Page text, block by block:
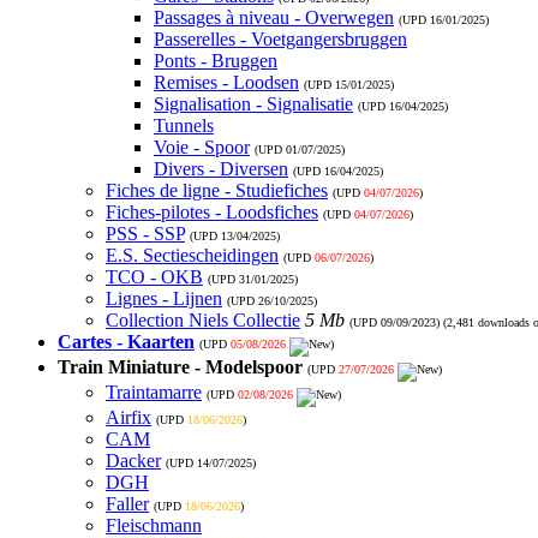
Passages à niveau - Overwegen (UPD 16/01/2025)
Passerelles - Voetgangersbruggen
Ponts - Bruggen
Remises - Loodsen (UPD 15/01/2025)
Signalisation - Signalisatie (UPD 16/04/2025)
Tunnels
Voie - Spoor (UPD 01/07/2025)
Divers - Diversen (UPD 16/04/2025)
Fiches de ligne - Studiefiches (UPD 04/07/2026)
Fiches-pilotes - Loodsfiches (UPD 04/07/2026)
PSS - SSP (UPD 13/04/2025)
E.S. Sectiescheidingen (UPD 06/07/2026)
TCO - OKB (UPD 31/01/2025)
Lignes - Lijnen (UPD 26/10/2025)
Collection Niels Collectie 5 Mb (UPD 09/09/2023) (2,481 downloads
Cartes - Kaarten (UPD 05/08/2026 )
Train Miniature - Modelspoor (UPD 27/07/2026 )
Traintamarre (UPD 02/08/2026 )
Airfix (UPD 18/06/2026)
CAM
Dacker (UPD 14/07/2025)
DGH
Faller (UPD 18/06/2026)
Fleischmann